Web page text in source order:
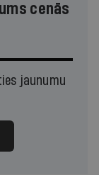
cenās
jaunumu